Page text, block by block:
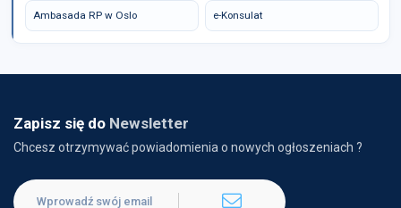
Ambasada RP w Oslo e-Konsulat
Zapisz się do Newsletter
Chcesz otrzymywać powiadomienia o nowych ogłoszeniach ?